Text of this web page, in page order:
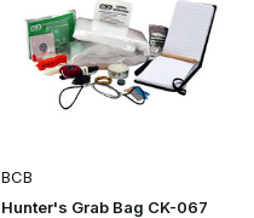
BCB
Hunter's Grab Bag CK-067